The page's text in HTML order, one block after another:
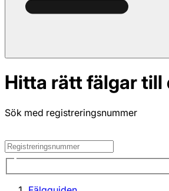
Hitta rätt fälgar till
Sök med registreringsnummer